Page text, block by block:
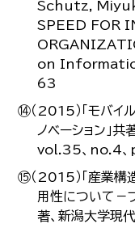
Schutz,
SPEED FOR
on
63
⑭（2015）「モバイ
ノベーション」共
vol.35、no.4
⑮（2015）「産業構
用性について－
著、新潟大学現